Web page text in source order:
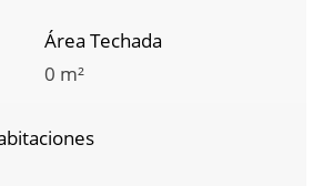
Área Techada
0 m²